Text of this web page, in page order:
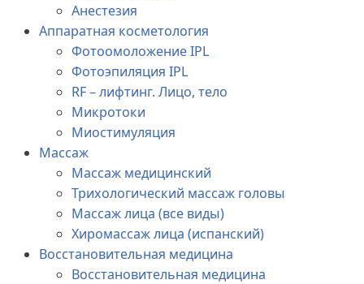
Анестезия
Аппаратная косметология
Фотоомоложение IPL
Фотоэпиляция IPL
RF – лифтинг. Лицо, тело
Микротоки
Миостимуляция
Массаж
Массаж медицинский
Трихологический массаж головы
Массаж лица (все виды)
Хиромассаж лица (испанский)
Восстановительная медицина
Восстановительная медицина